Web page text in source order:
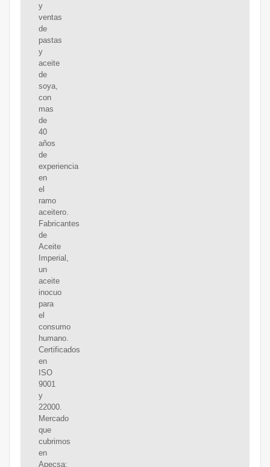
y
ventas
de
pastas
y
aceite
de
soya,
con
mas
de
40
años
de
experiencia
en
el
ramo
aceitero.
Fabricantes
de
Aceite
Imperial,
un
aceite
inocuo
para
el
consumo
humano.
Certificados
en
ISO
9001
y
22000.
Mercado
que
cubrimos
en
Apecsa: